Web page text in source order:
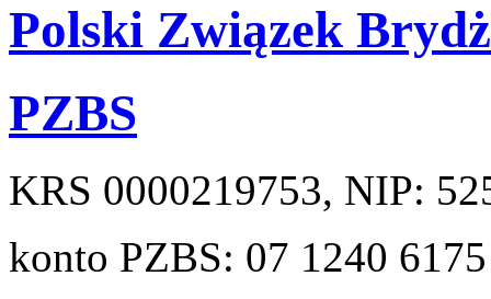
Polski Związek
PZBS
KRS 0000219753, NIP:
konto PZBS: 07 1240